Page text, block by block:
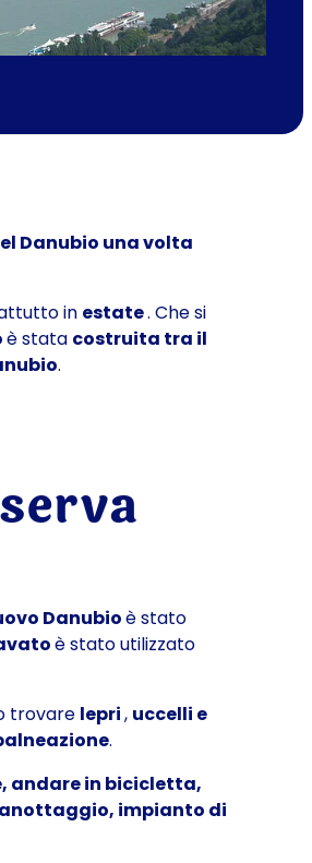
Danubio una volta
in estate. Che si
è stata costruita tra il
.
Danubioè stato
è stato utilizzato
trovare lepri, uccelli e
.
andare in bicicletta,
impianto di